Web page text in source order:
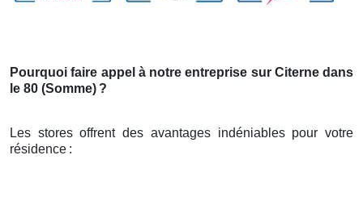
Pourquoi faire appel à notre entreprise sur Citerne dans
le 80 (Somme) ?
Les stores offrent des avantages indéniables pour votre
résidence :